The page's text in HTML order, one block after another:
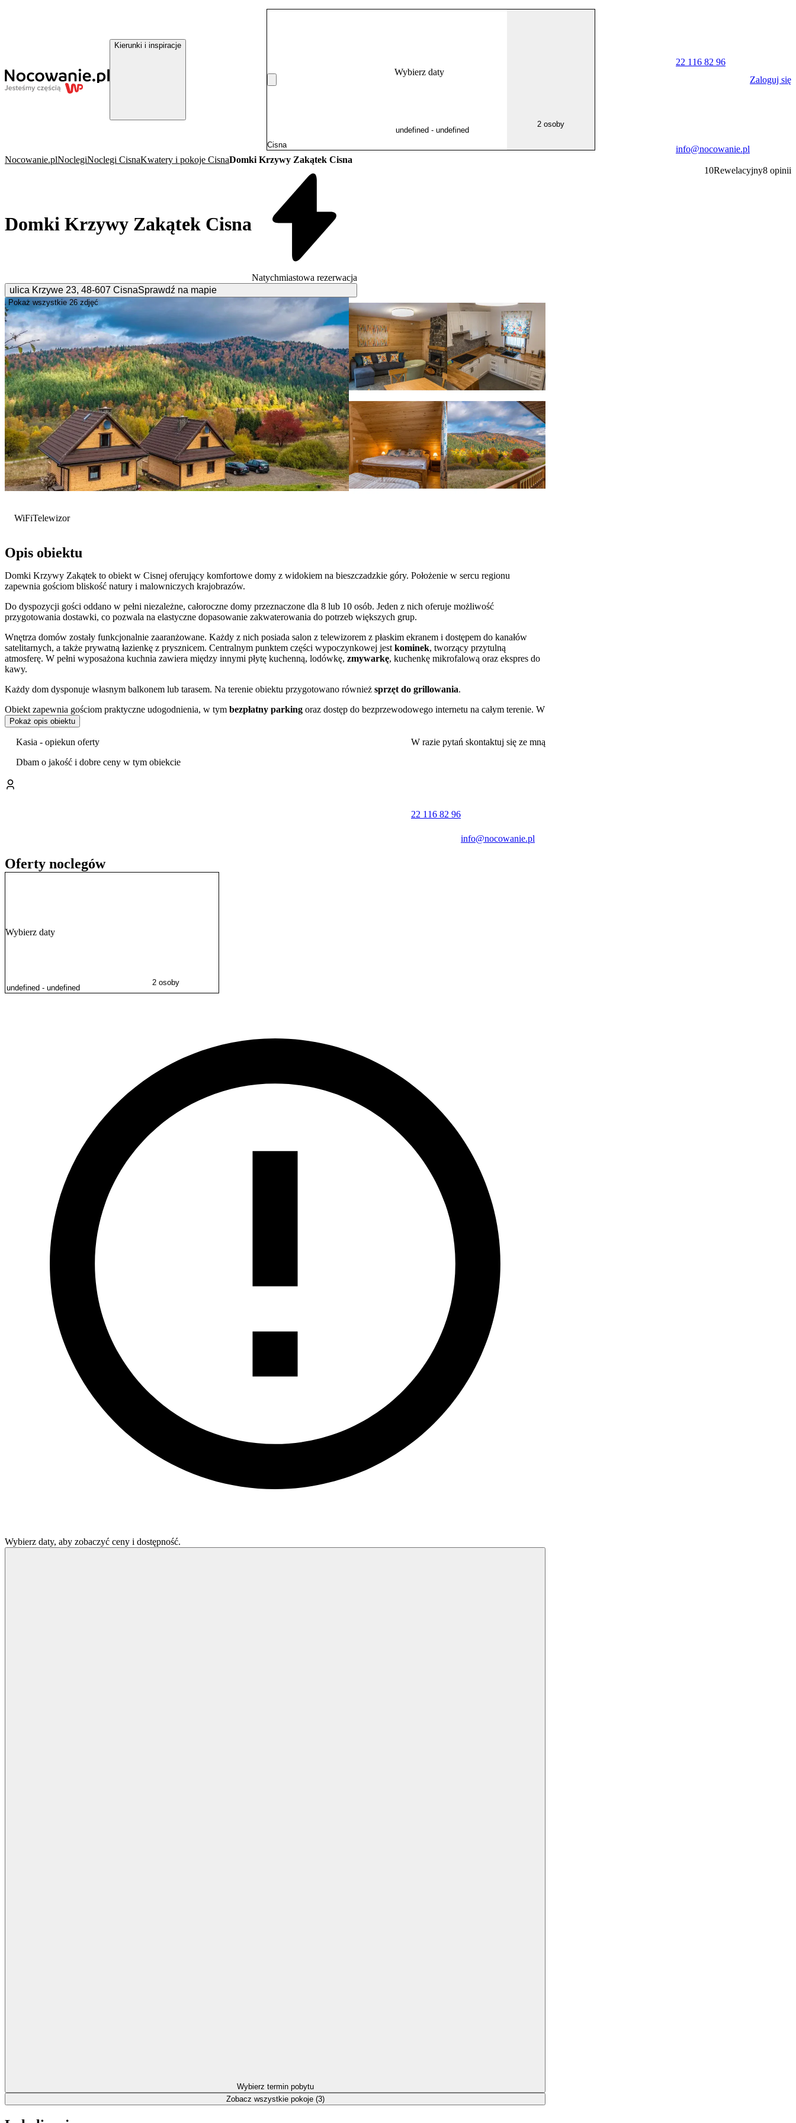
Kierunki i inspiracje
Wybierz daty
2 osoby
22 116 82 96
info@nocowanie.pl
Zaloguj się
Nocowanie.plNoclegiNoclegi CisnaKwatery i pokoje CisnaDomki Krzywy Zakątek Cisna
Domki Krzywy Zakątek Cisna
Natychmiastowa rezerwacja
ulica Krzywe 23, 48-607 CisnaSprawdź na mapie
10Rewelacyjny8 opinii
Pokaż wszystkie 26 zdjęć
WiFiTelewizor
Opis obiektu
Domki Krzywy Zakątek to obiekt w Cisnej oferujący komfortowe domy z widokiem na bieszczadzkie góry. Położenie w sercu regionu
zapewnia gościom bliskość natury i malowniczych krajobrazów.
Do dyspozycji gości oddano w pełni niezależne, całoroczne domy przeznaczone dla 8 lub 10 osób. Jeden z nich oferuje możliwość
przygotowania dostawki, co pozwala na elastyczne dopasowanie zakwaterowania do potrzeb większych grup.
Wnętrza domów zostały funkcjonalnie zaaranżowane. Każdy z nich posiada salon z telewizorem z płaskim ekranem i dostępem do kanałów
satelitarnych, a także prywatną łazienkę z prysznicem. Centralnym punktem części wypoczynkowej jest kominek, tworzący przytulną
atmosferę. W pełni wyposażona kuchnia zawiera między innymi płytę kuchenną, lodówkę, zmywarkę, kuchenkę mikrofalową oraz ekspres do
kawy.
Każdy dom dysponuje własnym balkonem lub tarasem. Na terenie obiektu przygotowano również sprzęt do grillowania.
Obiekt zapewnia gościom praktyczne udogodnienia, w tym bezpłatny parking oraz dostęp do bezprzewodowego internetu na całym terenie. W
wyposażeniu znajduje się także pralka, suszarka do włosów, deska do prasowania oraz ogrzewanie podłogowe. Dla osób planujących łączyć
wypoczynek z pracą przygotowano wydzielone miejsce do pracy z laptopem.
Wetlińska, a w pobliżu przebiegają liczne szlaki turystyczne. Do najważniejszych atrakcji regionu należy również
Leśna
Pokaż opis obiektu
Kasia - opiekun oferty
Dbam o jakość i dobre ceny w tym obiekcie
W razie pytań skontaktuj się ze mną
22 116 82 96
info@nocowanie.pl
Oferty noclegów
Wybierz daty
2 osoby
Wybierz daty, aby zobaczyć ceny i dostępność.
Wybierz termin pobytu
Zobacz wszystkie pokoje (3)